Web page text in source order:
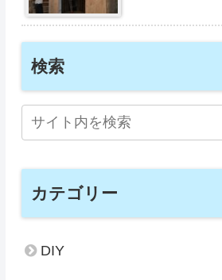
検索
カテゴリー
DIY